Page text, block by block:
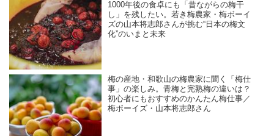
1000年後の食卓にも「昔ながらの梅干
し」を残したい。若き梅農家・梅ボーイ
ズの山本将志郎さんが挑む“日本の梅文
化”のいまと未来
梅の産地・和歌山の梅農家に聞く「梅仕
事」の楽しみ。青梅と完熟梅の違いは？
初心者にもおすすめのかんたん梅仕事／
梅ボーイズ・山本将志郎さん